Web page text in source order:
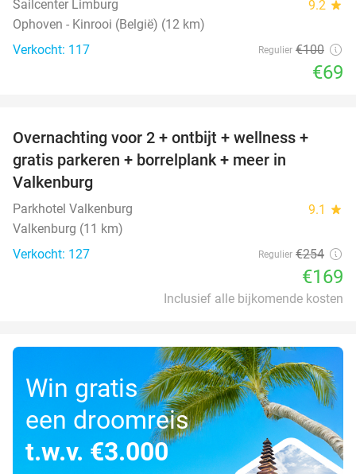
Sailcenter Limburg 9.2 star
Ophoven - Kinrooi (België) (12 km)
Verkocht: 117
Regulier €100
€69
33%
Overnachting voor 2 + ontbijt + wellness +
gratis parkeren + borrelplank + meer in
Valkenburg
Parkhotel Valkenburg 9.1 star
Valkenburg (11 km)
Verkocht: 127
Regulier €254
€169
Inclusief alle bijkomende kosten
Win gratis
een droomreis
t.w.v. €3.000